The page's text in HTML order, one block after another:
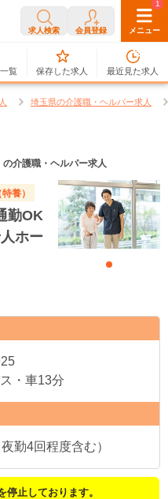
求人検索 会員登録 メニュー
覧
0
保存した求人
1
最近見た求人
埼玉県の介護職・ヘルパー求人
の介護職・ヘルパー求人
養）
勤OK
ホー
・車13分
勤4回程度含む）
停止しております。